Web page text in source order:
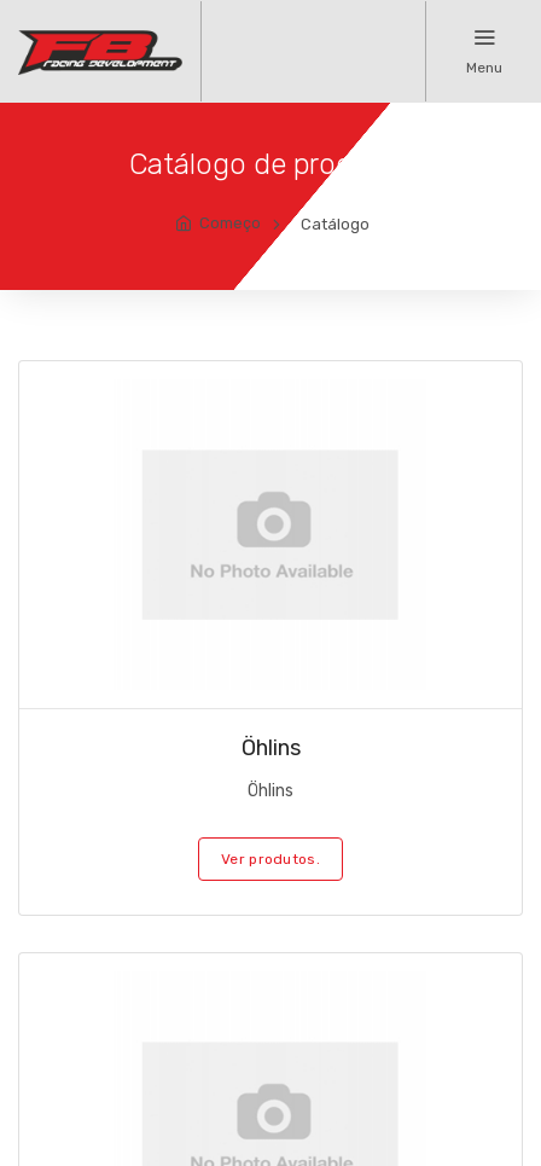
Menu
Catálogo de produtos
Começo Catálogo
Öhlins
Öhlins
Ver produtos.